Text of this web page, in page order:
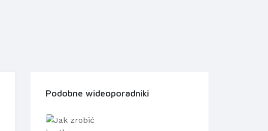
Podobne wideoporadniki